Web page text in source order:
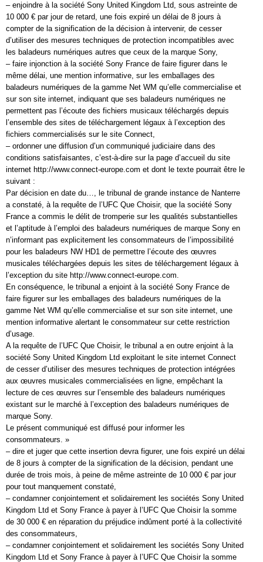
– enjoindre à la société Sony United Kingdom Ltd, sous astreinte de
10 000 € par jour de retard, une fois expiré un délai de 8 jours à
compter de la signification de la décision à intervenir, de cesser
d’utiliser des mesures techniques de protection incompatibles avec
les baladeurs numériques autres que ceux de la marque Sony,
– faire injonction à la société Sony France de faire figurer dans le
même délai, une mention informative, sur les emballages des
baladeurs numériques de la gamme Net WM qu’elle commercialise et
sur son site internet, indiquant que ses baladeurs numériques ne
permettent pas l’écoute des fichiers musicaux téléchargés depuis
l’ensemble des sites de téléchargement légaux à l’exception des
fichiers commercialisés sur le site Connect,
– ordonner une diffusion d’un communiqué judiciaire dans des
conditions satisfaisantes, c’est-à-dire sur la page d’accueil du site
internet http://www.connect-europe.com et dont le texte pourrait être le
suivant :
Par décision en date du…, le tribunal de grande instance de Nanterre
a constaté, à la requête de l’UFC Que Choisir, que la société Sony
France a commis le délit de tromperie sur les qualités substantielles
et l’aptitude à l’emploi des baladeurs numériques de marque Sony en
n’informant pas explicitement les consommateurs de l’impossibilité
pour les baladeurs NW HD1 de permettre l’écoute des œuvres
musicales téléchargées depuis les sites de téléchargement légaux à
l’exception du site http://www.connect-europe.com.
En conséquence, le tribunal a enjoint à la société Sony France de
faire figurer sur les emballages des baladeurs numériques de la
gamme Net WM qu’elle commercialise et sur son site internet, une
mention informative alertant le consommateur sur cette restriction
d’usage.
A la requête de l’UFC Que Choisir, le tribunal a en outre enjoint à la
société Sony United Kingdom Ltd exploitant le site internet Connect
de cesser d’utiliser des mesures techniques de protection intégrées
aux œuvres musicales commercialisées en ligne, empêchant la
lecture de ces œuvres sur l’ensemble des baladeurs numériques
existant sur le marché à l’exception des baladeurs numériques de
marque Sony.
Le présent communiqué est diffusé pour informer les
consommateurs. »
– dire et juger que cette insertion devra figurer, une fois expiré un délai
de 8 jours à compter de la signification de la décision, pendant une
durée de trois mois, à peine de même astreinte de 10 000 € par jour
pour tout manquement constaté,
– condamner conjointement et solidairement les sociétés Sony United
Kingdom Ltd et Sony France à payer à l’UFC Que Choisir la somme
de 30 000 € en réparation du préjudice indûment porté à la collectivité
des consommateurs,
– condamner conjointement et solidairement les sociétés Sony United
Kingdom Ltd et Sony France à payer à l’UFC Que Choisir la somme